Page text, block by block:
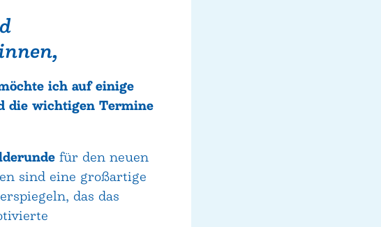
ich auf einige
die wichtigen Termine
für den neuen
sind eine großartige
das das